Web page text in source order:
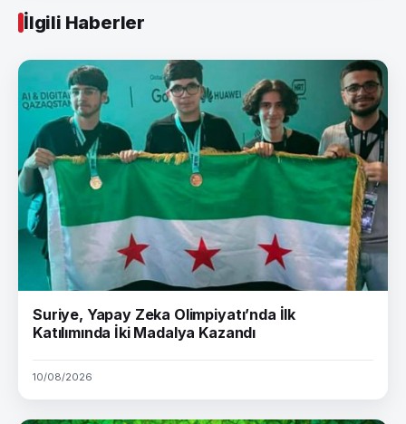
İlgili Haberler
Suriye, Yapay Zeka Olimpiyatı’nda İlk
Katılımında İki Madalya Kazandı
10/08/2026